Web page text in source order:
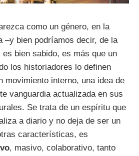
como un género, en la
–y bien podríamos decir, de la
bien sabido, es más que un
los historiadores lo definen
movimiento interno, una idea de
vanguardia actualizada en sus
Se trata de un espíritu que
a diario y no deja de ser un
características, es
, masivo, colaborativo, tanto